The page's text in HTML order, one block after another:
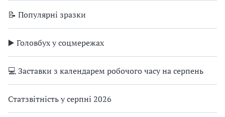
📝 Популярні зразки
▶️ Головбух у соцмережах
💻 Заставки з календарем робочого часу на серпень
Статзвітність у серпні 2026